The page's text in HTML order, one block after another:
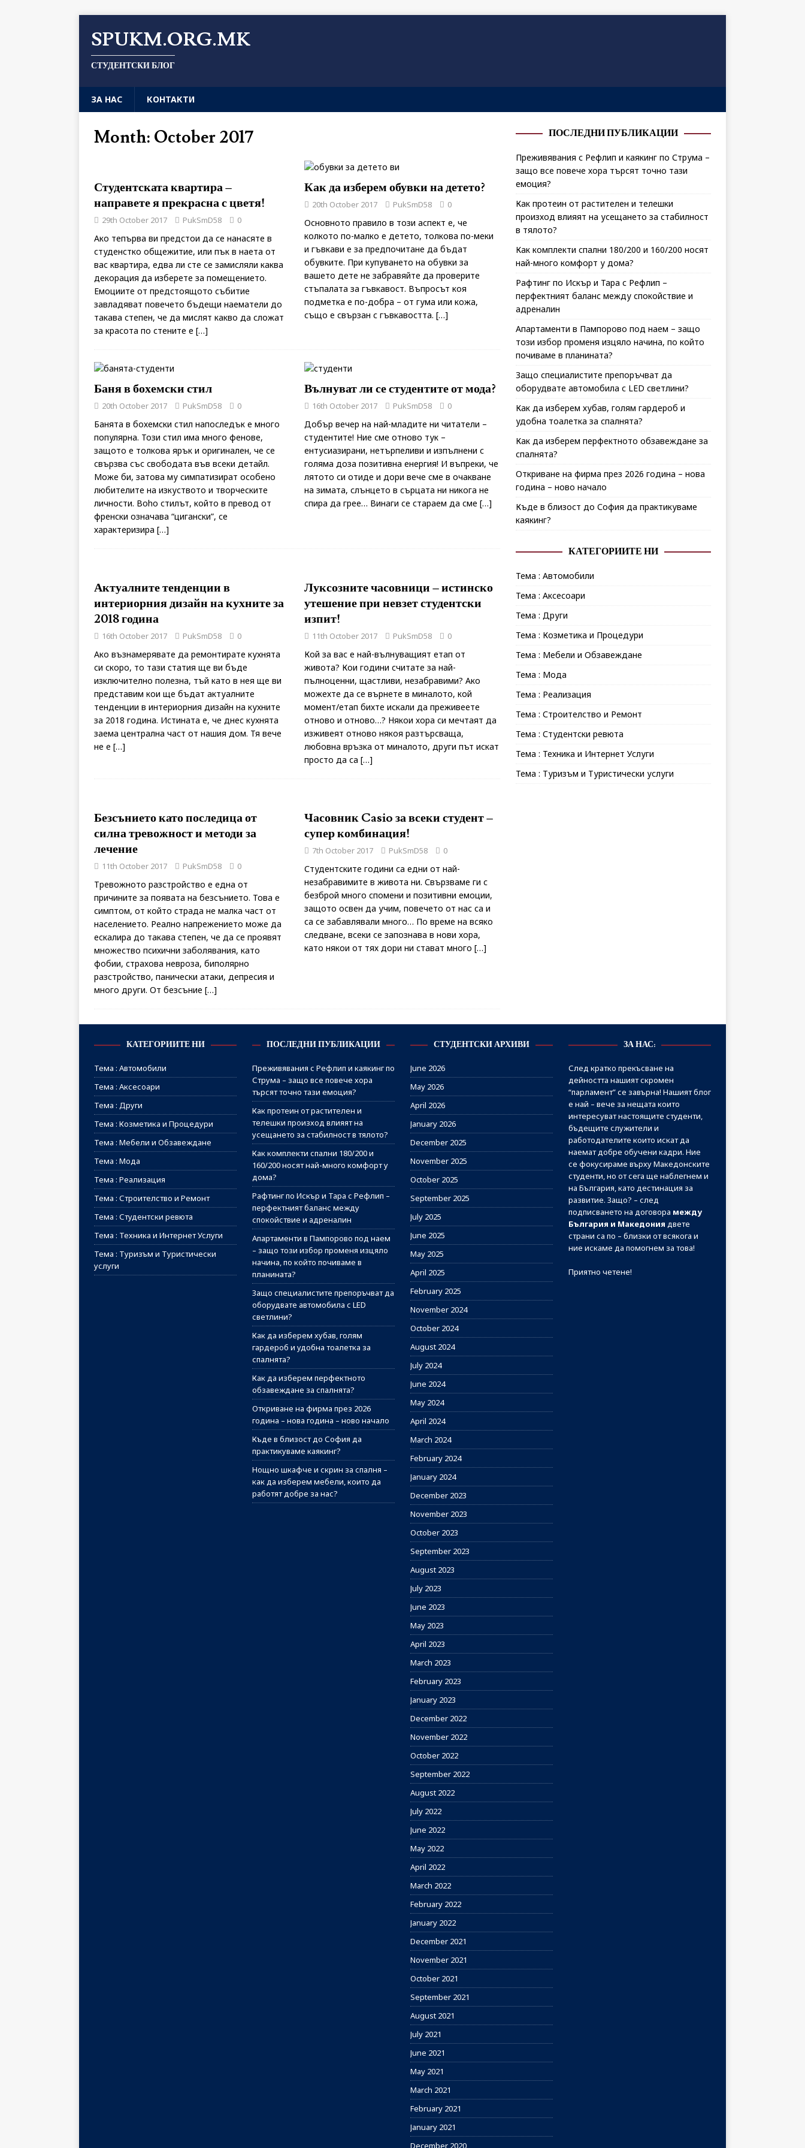
SPUKM.ORG.MK
СТУДЕНТСКИ БЛОГ
ЗА НАС КОНТАКТИ
Month: October 2017
Студентската квартира –
направете я прекрасна с цветя!
29th October 2017 PukSmD58 0
Ако тепърва ви предстои да се нанасяте в
студенстко общежитие, или пък в наета от
вас квартира, едва ли сте се замисляли каква
декорация да изберете за помещението.
Емоциите от предстоящото събитие
завладяват повечето бъдещи наематели до
такава степен, че да мислят какво да сложат
за красота по стените е […]
Как да изберем обувки на детето?
20th October 2017 PukSmD58 0
Основното правило в този аспект е, че
колкото по-малко е детето, толкова по-меки
и гъвкави е за предпочитане да бъдат
обувките. При купуването на обувки за
вашето дете не забравяйте да проверите
стъпалата за гъвкавост. Въпросът коя
подметка е по-добра – от гума или кожа,
също е свързан с гъвкавостта. […]
Баня в бохемски стил
20th October 2017 PukSmD58 0
Банята в бохемски стил напоследък е много
популярна. Този стил има много фенове,
защото е толкова ярък и оригинален, че се
свързва със свободата във всеки детайл.
Може би, затова му симпатизират особено
любителите на изкуството и творческите
личности. Boho стилът, който в превод от
френски означава “цигански”, се
характеризира […]
Вълнуват ли се студентите от мода?
16th October 2017 PukSmD58 0
Добър вечер на най-младите ни читатели –
студентите! Ние сме отново тук –
ентусиазирани, нетърпеливи и изпълнени с
голяма доза позитивна енергия! И въпреки, че
лятото си отиде и дори вече сме в очакване
на зимата, слънцето в сърцата ни никога не
спира да грее… Винаги се стараем да сме […]
Актуалните тенденции в
интериорния дизайн на кухните за
2018 година
16th October 2017 PukSmD58 0
Ако възнамерявате да ремонтирате кухнята
си скоро, то тази статия ще ви бъде
изключително полезна, тъй като в нея ще ви
представим кои ще бъдат актуалните
тенденции в интериорния дизайн на кухните
за 2018 година. Истината е, че днес кухнята
заема централна част от нашия дом. Тя вече
не e […]
Луксозните часовници – истинско
утешение при невзет студентски
изпит!
11th October 2017 PukSmD58 0
Кой за вас е най-вълнуващият етап от
живота? Кои години считате за най-
пълноценни, щастливи, незабравими? Ако
можехте да се върнете в миналото, кой
момент/етап бихте искали да преживеете
отново и отново…? Някои хора си мечтаят да
изживеят отново някоя разтърсваща,
любовна връзка от миналото, други път искат
просто да са […]
Безсънието като последица от
силна тревожност и методи за
лечение
11th October 2017 PukSmD58 0
Тревожното разстройство е една от
причините за появата на безсънието. Това е
симптом, от който страда не малка част от
населението. Реално напрежението може да
ескалира до такава степен, че да се проявят
множество психични заболявания, като
фобии, страхова невроза, биполярно
разстройство, панически атаки, депресия и
много други. От безсъние […]
Часовник Casio за всеки студент –
супер комбинация!
7th October 2017 PukSmD58 0
Студентските години са едни от най-
незабравимите в живота ни. Свързваме ги с
безброй много спомени и позитивни емоции,
защото освен да учим, повечето от нас са и
са се забавлявали много… По време на всяко
следване, всеки се запознава в нови хора,
като някои от тях дори ни стават много […]
ПОСЛЕДНИ ПУБЛИКАЦИИ
Преживявания с Рефлип и каякинг по Струма –
защо все повече хора търсят точно тази
емоция?
Как протеин от растителен и телешки
произход влияят на усещането за стабилност
в тялото?
Как комплекти спални 180/200 и 160/200 носят
най-много комфорт у дома?
Рафтинг по Искър и Тара с Рефлип –
перфектният баланс между спокойствие и
адреналин
Апартаменти в Пампорово под наем – защо
този избор променя изцяло начина, по който
почиваме в планината?
Защо специалистите препоръчват да
оборудвате автомобила с LED светлини?
Как да изберем хубав, голям гардероб и
удобна тоалетка за спалнята?
Как да изберем перфектното обзавеждане за
спалнята?
Откриване на фирма през 2026 година – нова
година – ново начало
Къде в близост до София да практикуваме
каякинг?
КАТЕГОРИИТЕ НИ
Тема : Автомобили
Тема : Аксесоари
Тема : Други
Тема : Козметика и Процедури
Тема : Мебели и Обзавеждане
Тема : Мода
Тема : Реализация
Тема : Строителство и Ремонт
Тема : Студентски ревюта
Тема : Техника и Интернет Услуги
Тема : Туризъм и Туристически услуги
КАТЕГОРИИТЕ НИ
Тема : Автомобили
Тема : Аксесоари
Тема : Други
Тема : Козметика и Процедури
Тема : Мебели и Обзавеждане
Тема : Мода
Тема : Реализация
Тема : Строителство и Ремонт
Тема : Студентски ревюта
Тема : Техника и Интернет Услуги
Тема : Туризъм и Туристически
услуги
ПОСЛЕДНИ ПУБЛИКАЦИИ
Преживявания с Рефлип и каякинг по
Струма – защо все повече хора
търсят точно тази емоция?
Как протеин от растителен и
телешки произход влияят на
усещането за стабилност в тялото?
Как комплекти спални 180/200 и
160/200 носят най-много комфорт у
дома?
Рафтинг по Искър и Тара с Рефлип –
перфектният баланс между
спокойствие и адреналин
Апартаменти в Пампорово под наем
– защо този избор променя изцяло
начина, по който почиваме в
планината?
Защо специалистите препоръчват да
оборудвате автомобила с LED
светлини?
Как да изберем хубав, голям
гардероб и удобна тоалетка за
спалнята?
Как да изберем перфектното
обзавеждане за спалнята?
Откриване на фирма през 2026
година – нова година – ново начало
Къде в близост до София да
практикуваме каякинг?
Нощно шкафче и скрин за спалня –
как да изберем мебели, които да
работят добре за нас?
СТУДЕНТСКИ АРХИВИ
June 2026
May 2026
April 2026
January 2026
December 2025
November 2025
October 2025
September 2025
July 2025
June 2025
May 2025
April 2025
February 2025
November 2024
October 2024
August 2024
July 2024
June 2024
May 2024
April 2024
March 2024
February 2024
January 2024
December 2023
November 2023
October 2023
September 2023
August 2023
July 2023
June 2023
May 2023
April 2023
March 2023
February 2023
January 2023
December 2022
November 2022
October 2022
September 2022
August 2022
July 2022
June 2022
May 2022
April 2022
March 2022
February 2022
January 2022
December 2021
November 2021
October 2021
September 2021
August 2021
July 2021
June 2021
May 2021
March 2021
February 2021
January 2021
December 2020
ЗА НАС:
След кратко прекъсване на
дейността нашият скромен
“парламент” се завърна! Нашият блог
е най – вече за нещата които
интересуват настоящите студенти,
бъдещите служители и
работодателите които искат да
наемат добре обучени кадри. Ние
се фокусираме върху Македонските
студенти, но от сега ще наблегнем и
на България, като дестинация за
развитие. Защо? – след
подписването на договора между
България и Македония двете
страни са по – близки от всякога и
ние искаме да помогнем за това!
Приятно четене!